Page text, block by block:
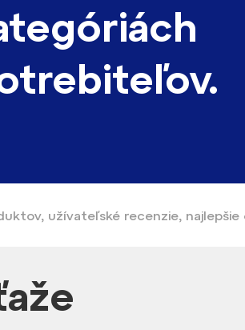
užívateľské recenzie, najlepšie